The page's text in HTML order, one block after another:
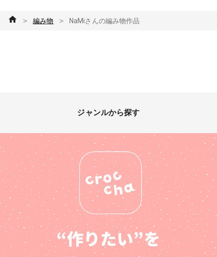
＞ 編み物 ＞ NaMiさんの編み物作品
ジャンルから探す